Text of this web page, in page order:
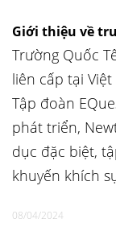
Giới thiệu về
Trường Quốc
liên cấp tại
Tập đoàn
phát triển,
dục đặc biệt,
khuyến khích
08/04/2024